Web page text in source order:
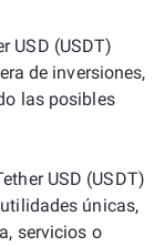
USD (USDT)
de inversiones,
las posibles
USD (USDT)
únicas,
servicios o